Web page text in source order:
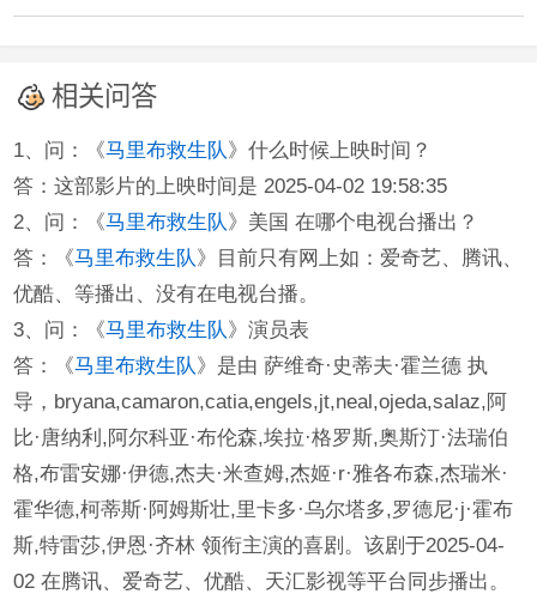
相关问答
1、问：《马里布救生队 》什么时候上映时间？
答：这部影片的上映时间是 2025-04-02 19:58:35
2、问：《马里布救生队 》美国 在哪个电视台播出？
答：《马里布救生队 》目前只有网上如：爱奇艺、腾讯、
优酷、等播出、没有在电视台播。
3、问：《马里布救生队 》演员表
答：《马里布救生队 》是由 萨维奇·史蒂夫·霍兰德 执
导，bryana,camaron,catia,engels,jt,neal,ojeda,salaz,阿
比·唐纳利,阿尔科亚·布伦森,埃拉·格罗斯,奥斯汀·法瑞伯
格,布雷安娜·伊德,杰夫·米查姆,杰姬·r·雅各布森,杰瑞米·
霍华德,柯蒂斯·阿姆斯壮,里卡多·乌尔塔多,罗德尼·j·霍布
斯,特雷莎,伊恩·齐林 领衔主演的喜剧。该剧于2025-04-
02 在腾讯、爱奇艺、优酷、天汇影视等平台同步播出。